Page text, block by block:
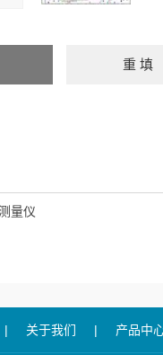
量仪
| 关于我们 | 产品中